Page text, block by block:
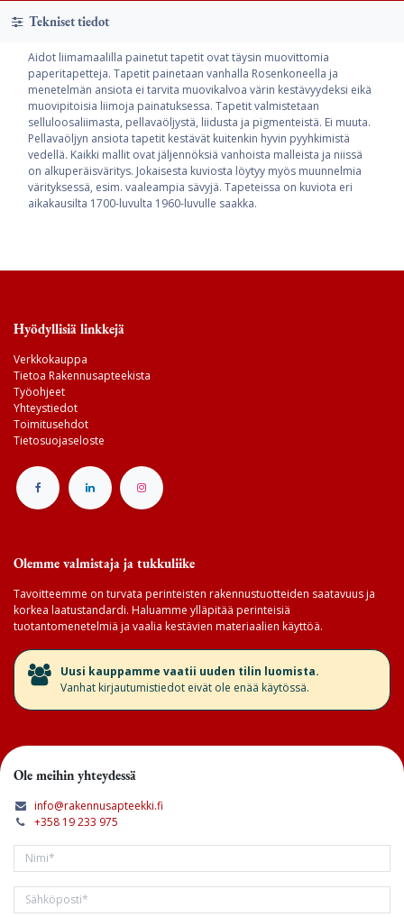
Tekniset tiedot
Aidot liimamaalilla painetut tapetit ovat täysin muovittomia
paperitapetteja. Tapetit painetaan vanhalla Rosenkoneella ja
menetelmän ansiota ei tarvita muovikalvoa värin kestävyydeksi eikä
muovipitoisia liimoja painatuksessa. Tapetit valmistetaan
selluloosaliimasta, pellavaöljystä, liidusta ja pigmenteistä. Ei muuta.
Pellavaöljyn ansiota tapetit kestävät kuitenkin hyvin pyyhkimistä
vedellä. Kaikki mallit ovat jäljennöksiä vanhoista malleista ja niissä
on alkuperäisväritys. Jokaisesta kuviosta löytyy myös muunnelmia
värityksessä, esim. vaaleampia sävyjä. Tapeteissa on kuviota eri
aikakausilta 1700-luvulta 1960-luvulle saakka.
Hyödyllisiä linkkejä
Verkkokauppa
Tietoa Rakennusapteekista
Työohjeet
Yhteystiedot
Toimitusehdot
Tietosuojaseloste
Olemme valmistaja ja tukkuliike
Tavoitteemme on turvata perinteisten rakennustuotteiden saatavuus ja
korkea laatustandardi. Haluamme ylläpitää perinteisiä
tuotantomenetelmiä ja vaalia kestävien materiaalien käyttöä.
​Uusi kauppamme vaatii uuden tilin luomista.
Vanhat kirjautumistiedot eivät ole enää käytössä.
Ole meihin yhteydessä
info@rakennusapteekki.fi
+358 19 233 975